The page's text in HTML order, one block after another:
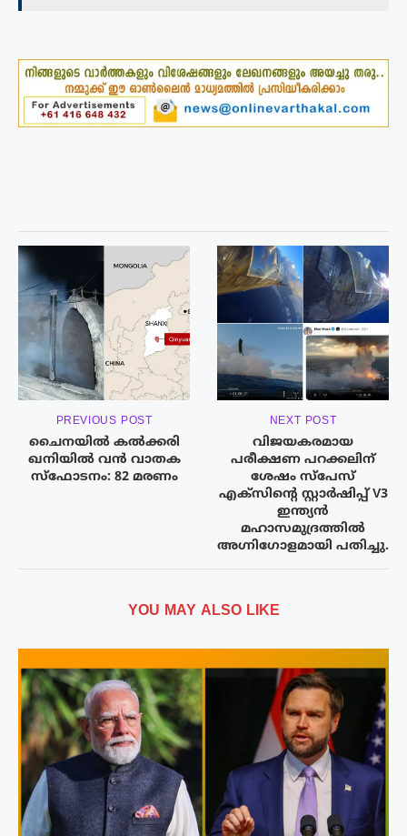
PREVIOUS POST
ചൈനയില്‍ കല്‍ക്കരി
ഖനിയില്‍ വന്‍ വാതക
സ്‌ഫോടനം: 82 മരണം
NEXT POST
വിജയകരമായ
പരീക്ഷണ പറക്കലിന്
ശേഷം സ്‌പേസ്
എക്‌സിന്റെ സ്റ്റാർഷിപ്പ് V3
ഇന്ത്യൻ
മഹാസമുദ്രത്തിൽ
അഗ്നിഗോളമായി പതിച്ചു.
YOU MAY ALSO LIKE